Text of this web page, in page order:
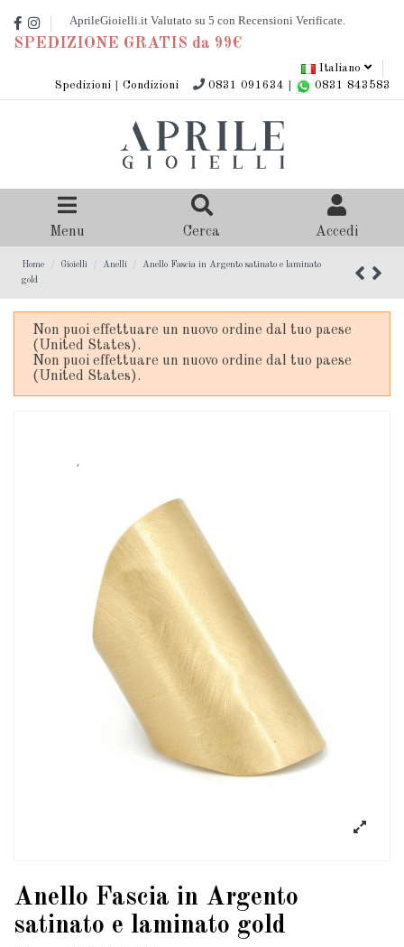
SPEDIZIONE GRATIS da 99€
Italiano
Spedizioni
Condizioni 0831 091634 0831 843583
Menu Cerca Accedi
Home Gioielli Anelli
Anello Fascia in Argento satinato e laminato
gold
Non puoi effettuare un nuovo ordine dal tuo paese
(United States).
Non puoi effettuare un nuovo ordine dal tuo paese
(United States).
Anello Fascia in Argento
satinato e laminato gold